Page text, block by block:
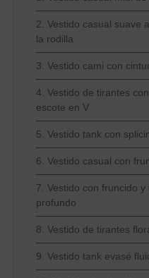
2. Vestido casual suave
la rodilla
3. Vestido cami con
4. Vestido de tirantes
escote en V
5. Vestido tank con
6. Vestido casual con
7. Vestido con fruncido
profundo
8. Vestido de tirantes
9. Vestido tank evasé